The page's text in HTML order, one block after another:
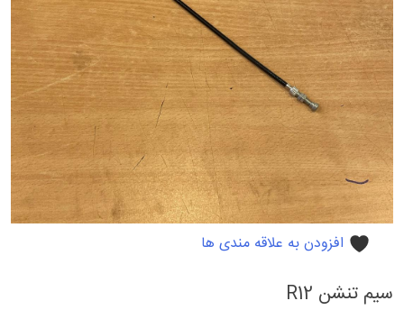
افزودن به علاقه مندی ها
سیم تنشن R12